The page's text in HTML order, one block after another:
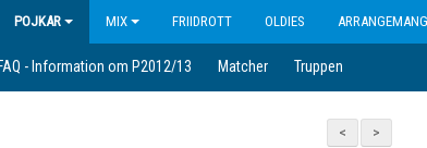
POJKAR MIX FRIIDROTT OLDIES ARRANGEMANG
FAQ - Information om P2012/13 Matcher Truppen
>
<